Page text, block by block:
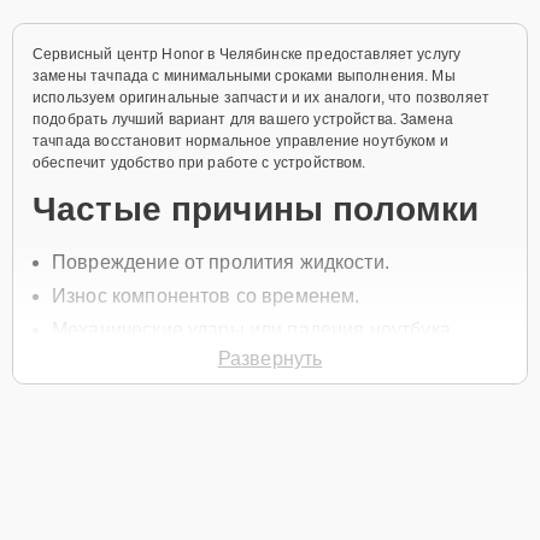
Сервисный центр Honor в Челябинске предоставляет услугу
замены тачпада с минимальными сроками выполнения. Мы
используем оригинальные запчасти и их аналоги, что позволяет
подобрать лучший вариант для вашего устройства. Замена
тачпада восстановит нормальное управление ноутбуком и
обеспечит удобство при работе с устройством.
Частые причины поломки
Повреждение от пролития жидкости.
Износ компонентов со временем.
Сбои в программном обеспечении.
Развернуть